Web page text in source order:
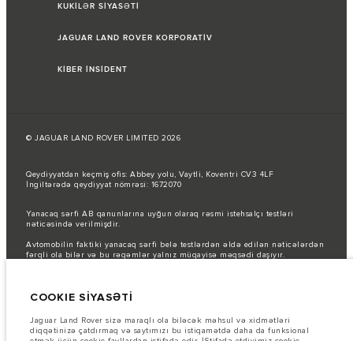
KUKİLƏR SİYASƏTİ
JAGUAR LAND ROVER KORPORATİV
KİBER İNSİDENT
© JAGUAR LAND ROVER LIMITED 2026
Qeydiyyatdan keçmiş ofis: Abbey yolu, Vaytli, Koventri CV3 4LF
İngiltərədə qeydiyyat nömrəsi: 1672070
Yanacaq sərfi AB qanunlarına uyğun olaraq rəsmi istehsalçı testləri
nəticəsində verilmişdir.
Avtomobilin faktiki yanacaq sərfi belə testlərdən əldə edilən nəticələrdən
fərqli ola bilər və bu rəqəmlər yalnız müqayisə məqsədi daşıyır.
mövcudluğuna və istehsal müddətlərinə təsir göstərir. Bu, çox dinamik bir
funksiyalar, seçimlər, xüsusi işləmələr və rəng sxemləri üçün mövcud
spesifikasiyaları tam əks etdirməyə bilər. Zəhmət olmasa, hər hansı cari
məhdudiyyətlər barədə məlumat etmək üçün Satış mərkəzi ilə əlaqə
COOKIE SİYASƏTİ
Jaguar Land Rover sizə maraqlı ola biləcək məhsul və xidmətləri
diqqətinizə çatdırmaq və saytımızı bu istiqamətdə daha da funksional